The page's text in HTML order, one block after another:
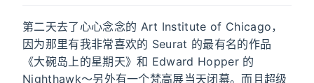
第二天去了心心念念的 Art Institute of Chicago，
因为那里有我非常喜欢的 Seurat 的最有名的作品
《大碗岛上的星期天》和 Edward Hopper 的
Nighthawk～另外有一个梵高展当天闭幕。而且超级